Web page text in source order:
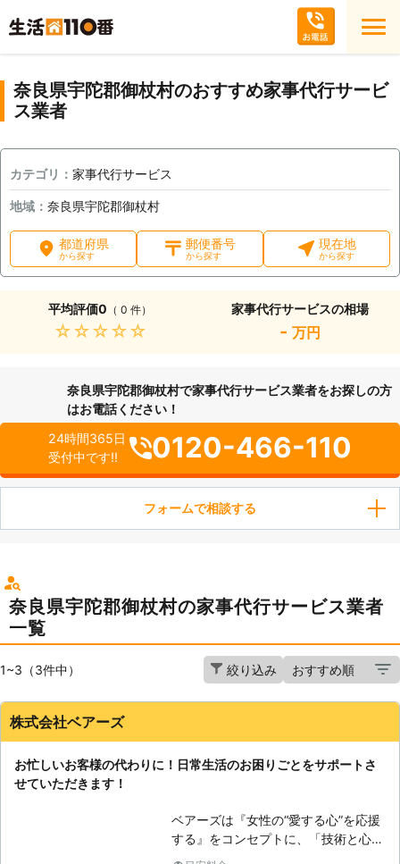
奈良県宇陀郡御杖村のおすすめ家事代行サービ
ス業者
カテゴリ： 家事代行サービス
地域： 奈良県宇陀郡御杖村
都道府県
から探す
郵便番号
から探す
現在地
から探す
平均評価0 （ 0 件）
★★★★★
家事代行サービスの相場
- 万円
奈良県宇陀郡御杖村で家事代行サービス業者をお探しの方
はお電話ください！
24時間365日
受付中です!!
0120-466-110
フォームで相談する
奈良県宇陀郡御杖村の家事代行サービス業者
一覧
1~3（3件中） 絞り込み
株式会社ベアーズ
お忙しいお客様の代わりに！日常生活のお困りごとをサポートさ
せていただきます！
ベアーズは『女性の“愛する心”を応援
する』をコンセプトに、「技術と心の
向上に対する教育の徹底」と「感謝と